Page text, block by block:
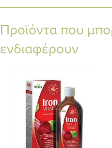
Προϊόντα που
ενδιαφέρουν